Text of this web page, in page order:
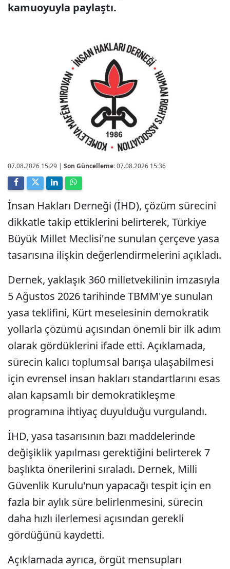
kamuoyuyla paylaştı.
07.08.2026 15:29 | Son Güncelleme:07.08.2026 15:36
İnsan Hakları Derneği (İHD), çözüm sürecini
dikkatle takip ettiklerini belirterek, Türkiye
Büyük Millet Meclisi'ne sunulan çerçeve yasa
tasarısına ilişkin değerlendirmelerini açıkladı.
Dernek, yaklaşık 360 milletvekilinin imzasıyla
5 Ağustos 2026 tarihinde TBMM'ye sunulan
yasa teklifini, Kürt meselesinin demokratik
yollarla çözümü açısından önemli bir ilk adım
olarak gördüklerini ifade etti. Açıklamada,
sürecin kalıcı toplumsal barışa ulaşabilmesi
için evrensel insan hakları standartlarını esas
alan kapsamlı bir demokratikleşme
programına ihtiyaç duyulduğu vurgulandı.
İHD, yasa tasarısının bazı maddelerinde
değişiklik yapılması gerektiğini belirterek 7
başlıkta önerilerini sıraladı. Dernek, Milli
Güvenlik Kurulu'nun yapacağı tespit için en
fazla bir aylık süre belirlenmesini, sürecin
daha hızlı ilerlemesi açısından gerekli
gördüğünü kaydetti.
Açıklamada ayrıca, örgüt mensupları